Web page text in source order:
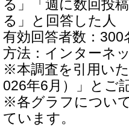
る」「週に数回投
る」と回答した人
有効回答者数：300
方法：インターネ
※本調査を引用い
026年6月）」とご
※各グラフについ
ています。